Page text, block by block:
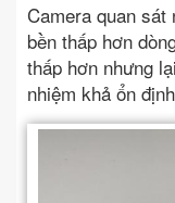
Camera quan
bền thấp hơn
thấp hơn nhưng
nhiệm khả ổn